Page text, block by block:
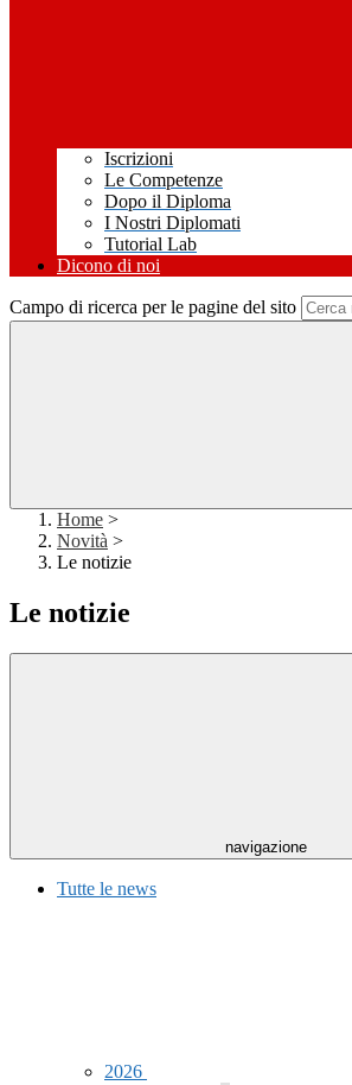
Iscrizioni
Le Competenze
Dopo il Diploma
I Nostri Diplomati
Tutorial Lab
Dicono di noi
Campo di ricerca per le pagine del sito
Home >
Novità >
Le notizie
Le notizie
navigazione
Tutte le news
2026